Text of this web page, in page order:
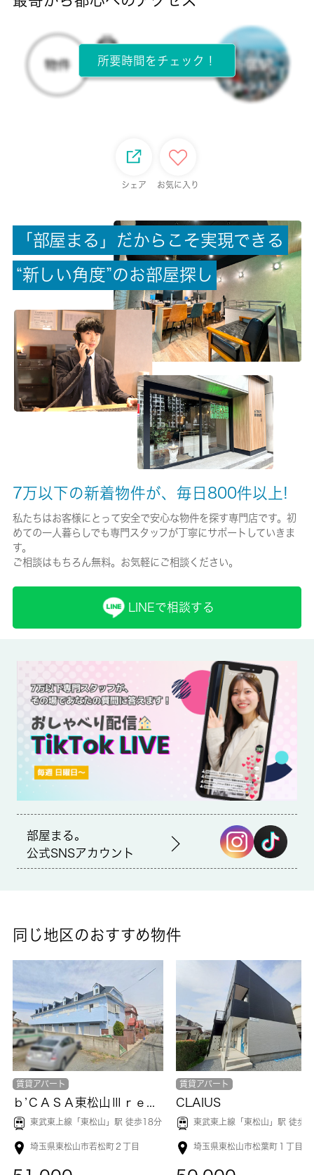
所在階
1階 / 2階建
償却/敷引
0ヶ月/-
権利金/雑費
-/-
総戸数
6戸
現状/入居可能日
保険加入/料金
有/20000円
保険名/保険期間
-/2年
法人様の場合はその限りではありません
賃貸区分/契約期間
一般/2年
取引形態
備考
う。新たな住まい探しを楽しみながら始めていきませんか。快適
所要時間をチェック！
シェア お気に入り
「 部屋 ま る 」 だ か ら こ そ実現で き る
“新 し い角 度”のお部屋探 し
7万以下の新着物件が、毎日800件以上!
私たちはお客様にとって安全で安心な物件を探す専門店です。初
めての一人暮らしでも専門スタッフが丁寧にサポートしていきま
す。
ご相談はもちろん無料。お気軽にご相談ください。
LINEで相談する
部屋まる。
公式SNSアカウント
同じ地区のおすすめ物件
賃貸アパート
東武東上線「 東松山 」駅 徒歩18分
埼玉県東松山市若松町２丁目
賃貸アパート
CLAIUS
東武東上線「東松山 」駅 徒歩9
埼玉県東松山市松葉町１丁目